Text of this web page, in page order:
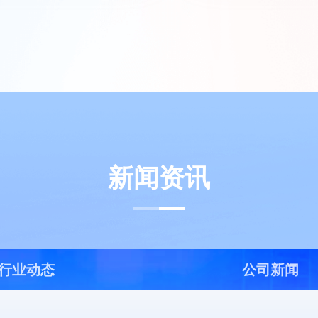
新闻资讯
业动态 公司新闻